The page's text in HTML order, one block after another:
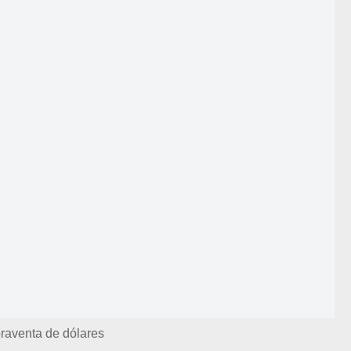
de dólares